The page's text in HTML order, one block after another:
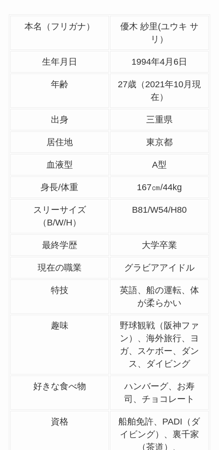
本名（フリガナ）
優木 紗里(ユウキ サ
リ）
生年月日 1994年4月6日
年齢
27歳（2021年10月現
在）
出身 三重県
居住地 東京都
血液型 A型
身長/体重 167㎝/44kg
スリーサイズ
（B/W/H）
B81/W54/H80
最終学歴 大学卒業
現在の職業 グラビアアイドル
特技
英語、船の運転、体
が柔らかい
趣味
野球観戦（阪神ファ
ン）、海外旅行、ヨ
ガ、スケボー、ダン
ス、ダイビング
好きな食べ物
ハンバーグ、お寿
司、チョコレート
資格
船舶免許、PADI（ダ
イビング）、裏千家
（茶道）、